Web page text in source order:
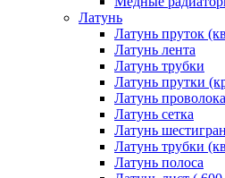
Латунь
Латунь пруток
Латунь лента
Латунь трубки
Латунь прутки
Латунь проволока
Латунь сетка
Латунь
Латунь трубки
Латунь полоса